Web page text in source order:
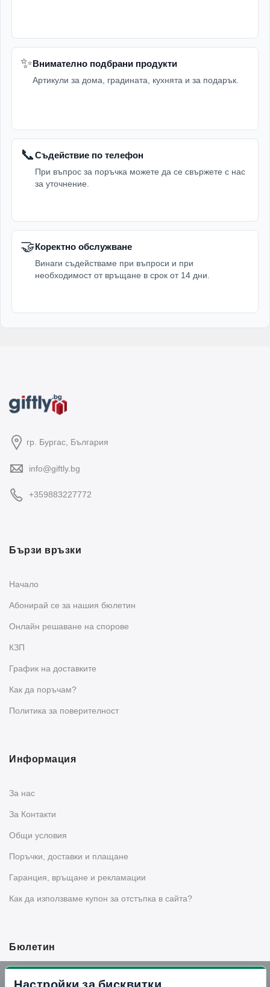
✨Внимателно подбрани продукти
Артикули за дома, градината, кухнята и за подарък.
📞Съдействие по телефон
При въпрос за поръчка можете да се свържете с нас
за уточнение.
🤝Коректно обслужване
Винаги съдействаме при въпроси и при
необходимост от връщане в срок от 14 дни.
гр. Бургас, България
info@giftly.bg
+359883227772
Бързи връзки
Начало
Абонирай се за нашия бюлетин
Oнлайн решаване на спорове
КЗП
График на доставките
Как да поръчам?
Политика за поверителност
Информация
За нас
За Контакти
Общи условия
Поръчки, доставки и плащане
Гаранция, връщане и рекламации
Как да използваме купон за отстъпка в сайта?
Бюлетин
Вземи -10% отстъпка в Telegram